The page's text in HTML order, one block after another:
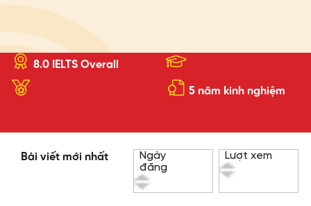
8.0 IELTS Overall
5 năm kinh nghiệm
Bài viết mới nhất
Ngày
đăng
Lượt xem